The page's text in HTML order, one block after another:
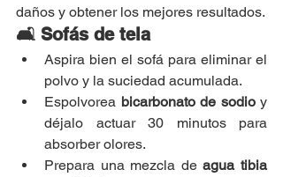
daños y obtener los mejores resultados.
🛋 Sofás de tela
Aspira bien el sofá para eliminar el
polvo y la suciedad acumulada.
Espolvorea bicarbonato de sodio y
déjalo actuar 30 minutos para
absorber olores.
Prepara una mezcla de agua tibia